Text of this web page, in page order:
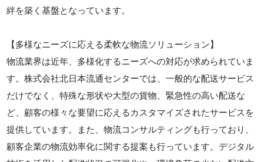
絆を築く基盤となっています。
【多様なニーズに応える柔軟な物流ソリューション】
物流業界は近年、多様化するニーズへの対応が求められていま
す。株式会社北日本流通センターでは、一般的な配送サービス
だけでなく、特殊な形状や大型の貨物、緊急性の高い配送な
ど、顧客の様々な要望に応えるカスタマイズされたサービスを
提供しています。また、物流コンサルティングも行っており、
顧客企業の物流効率化に関する提案も行っています。デジタル